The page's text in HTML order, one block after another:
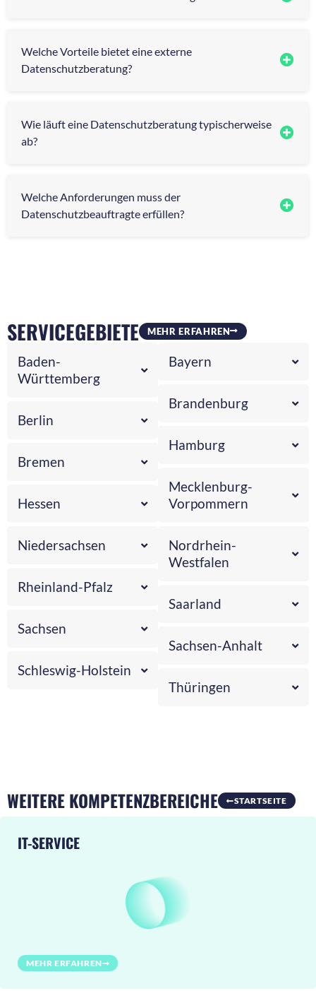
Welche Vorteile bietet eine externe
Datenschutzberatung?
Wie läuft eine Datenschutzberatung typischerweise
ab?
Welche Anforderungen muss der
Datenschutzbeauftragte erfüllen?
SERVICEGEBIETE MEHR ERFAHREN
Baden-
Württemberg
Berlin
Bremen
Hessen
Niedersachsen
Rheinland-Pfalz
Sachsen
Schleswig-Holstein
Bayern
Brandenburg
Hamburg
Mecklenburg-
Vorpommern
Nordrhein-
Westfalen
Saarland
Sachsen-Anhalt
Thüringen
WEITERE KOMPETENZBEREICHE STARTSEITE
IT-SERVICE
MEHR ERFAHREN